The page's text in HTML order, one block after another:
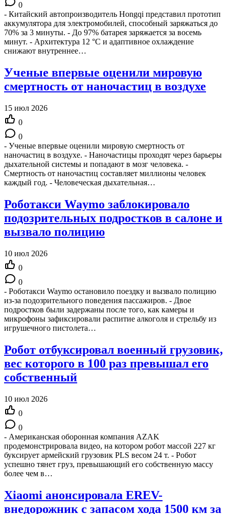
0
- Китайский автопроизводитель Hongqi представил прототип
аккумулятора для электромобилей, способный заряжаться до
70% за 3 минуты. - До 97% батарея заряжается за восемь
минут. - Архитектура 12 °C и адаптивное охлаждение
снижают внутреннее…
Ученые впервые оценили мировую
смертность от наночастиц в воздухе
15 июл 2026
0
0
- Ученые впервые оценили мировую смертность от
наночастиц в воздухе. - Наночастицы проходят через барьеры
дыхательной системы и попадают в мозг человека. -
Смертность от наночастиц составляет миллионы человек
каждый год. - Человеческая дыхательная…
Роботакси Waymo заблокировало
подозрительных подростков в салоне и
вызвало полицию
10 июл 2026
0
0
- Роботакси Waymo остановило поездку и вызвало полицию
из-за подозрительного поведения пассажиров. - Двое
подростков были задержаны после того, как камеры и
микрофоны зафиксировали распитие алкоголя и стрельбу из
игрушечного пистолета…
Робот отбуксировал военный грузовик,
вес которого в 100 раз превышал его
собственный
10 июл 2026
0
0
- Американская оборонная компания AZAK
продемонстрировала видео, на котором робот массой 227 кг
буксирует армейский грузовик PLS весом 24 т. - Робот
успешно тянет груз, превышающий его собственную массу
более чем в…
Xiaomi анонсировала EREV-
внедорожник с запасом хода 1500 км за